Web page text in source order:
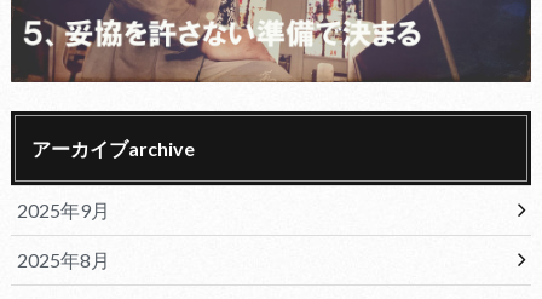
アーカイブarchive
2025年9月
2025年8月